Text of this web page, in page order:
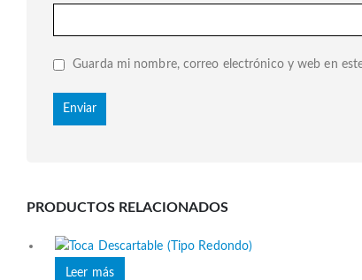
Guarda mi nombre, correo electrónico y web en
PRODUCTOS RELACIONADOS
Leer más